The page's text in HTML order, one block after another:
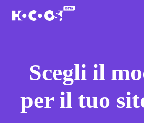
Scegli il
per il tuo